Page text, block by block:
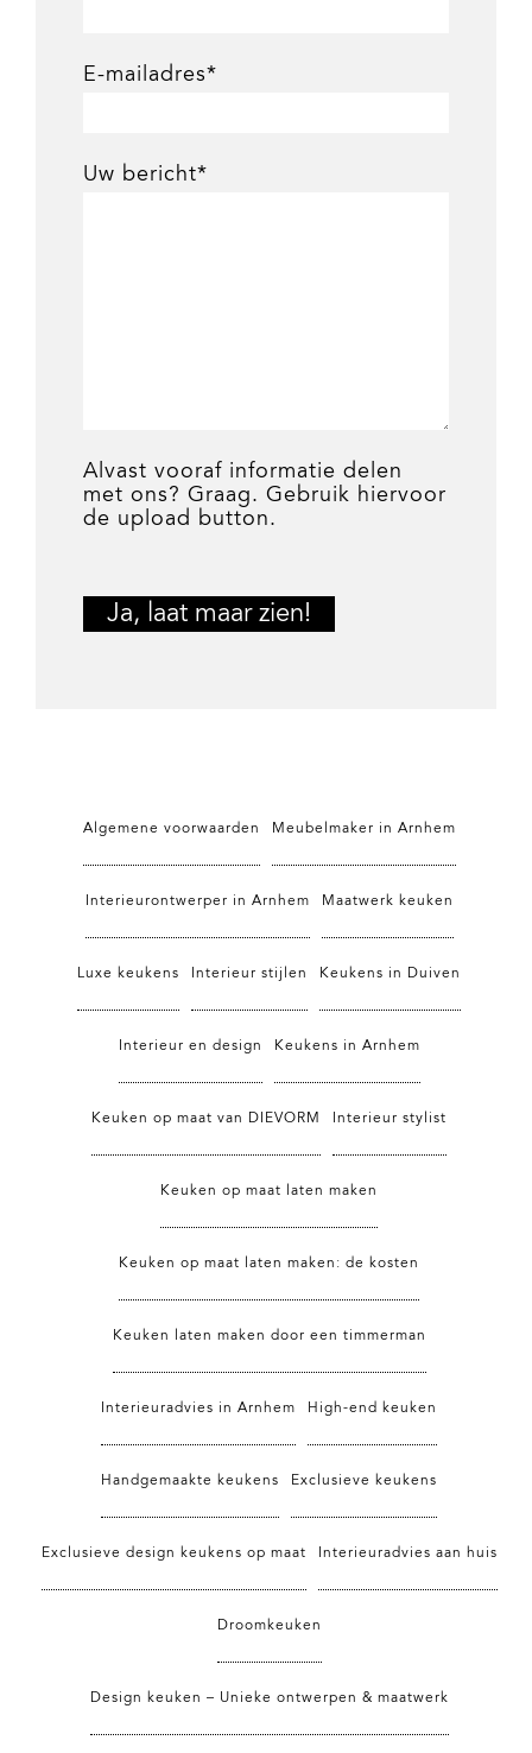
E-mailadres*
Uw bericht*
Alvast vooraf informatie delen
met ons? Graag. Gebruik hiervoor
de upload button.
Algemene voorwaarden Meubelmaker in Arnhem
Interieurontwerper in Arnhem Maatwerk keuken
Luxe keukens Interieur stijlen Keukens in Duiven
Interieur en design Keukens in Arnhem
Keuken op maat van DIEVORM Interieur stylist
Keuken op maat laten maken
Keuken op maat laten maken: de kosten
Keuken laten maken door een timmerman
Interieuradvies in Arnhem High-end keuken
Handgemaakte keukens Exclusieve keukens
Exclusieve design keukens op maat Interieuradvies aan huis
Droomkeuken
Design keuken – Unieke ontwerpen & maatwerk